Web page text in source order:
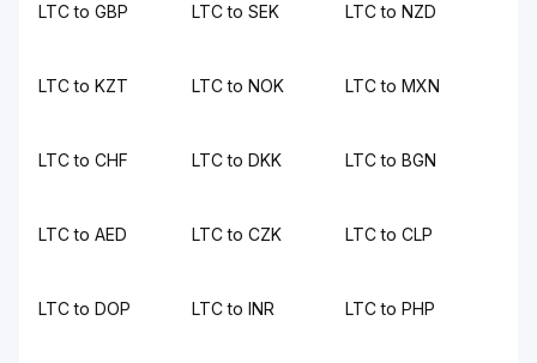
LTC to GBP LTC to SEK LTC to NZD
LTC to KZT LTC to NOK LTC to MXN
LTC to CHF LTC to DKK LTC to BGN
LTC to AED LTC to CZK LTC to CLP
LTC to DOP LTC to INR LTC to PHP